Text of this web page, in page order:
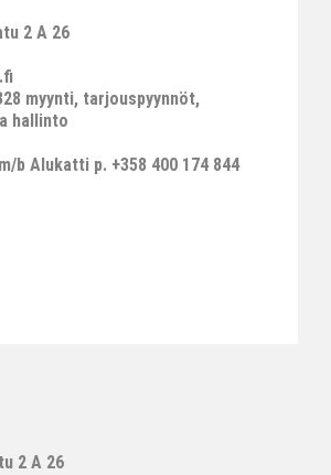
2 A 26
myynti, tarjouspyynnöt,
hallinto
b Alukatti p. +358 400 174 844
2 A 26